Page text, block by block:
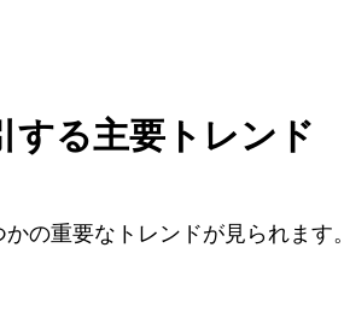
する主要トレンド
の重要なトレンドが見られます。